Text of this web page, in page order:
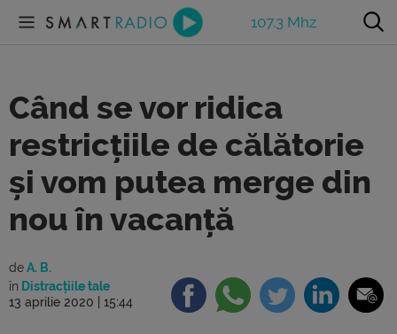
107.3 Mhz
Când se vor ridica
restricțiile de călătorie
și vom putea merge din
nou în vacanță
deA. B.
în Distracțiile tale
13 aprilie 2020 | 15:44